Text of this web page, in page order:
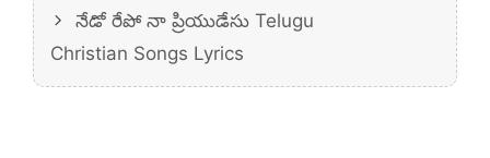
నేడో రేపో నా ప్రియుడేసు Telugu
Christian Songs Lyrics